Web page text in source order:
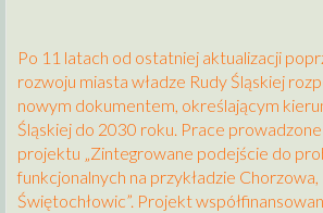
Po 11 latach od ostatniej aktualizacji
rozwoju miasta władze Rudy Śląskiej
nowym dokumentem, określającym
Śląskiej do 2030 roku. Prace
projektu „Zintegrowane podejście do
funkcjonalnych na przykładzie Chorzowa,
Świętochłowic”. Projekt